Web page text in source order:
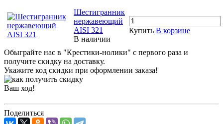
Шестигранник
нержавеющий
AISI 321
В наличии
Купить В корзине
Обыграйте нас в "Крестики-нолики" с первого раза и
получите скидку на доставку.
Укажите код скидки при оформлении заказа!
Ваш ход!
Поделиться